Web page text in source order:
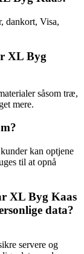
dankort, Visa,
XL Byg
såsom træ,
mere.
kan optjene
til at opnå
XL Byg Kaas
data?
servere og